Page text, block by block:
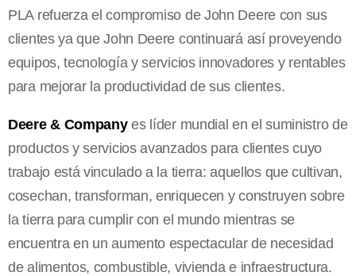
PLA refuerza el compromiso de John Deere con sus
clientes ya que John Deere continuará así proveyendo
equipos, tecnología y servicios innovadores y rentables
para mejorar la productividad de sus clientes.
Deere & Companyes líder mundial en el suministro de
productos y servicios avanzados para clientes cuyo
trabajo está vinculado a la tierra: aquellos que cultivan,
cosechan, transforman, enriquecen y construyen sobre
la tierra para cumplir con el mundo mientras se
encuentra en un aumento espectacular de necesidad
de alimentos, combustible, vivienda e infraestructura.